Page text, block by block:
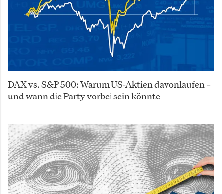
DAX vs. S&P 500: Warum US-Aktien davonlaufen –
und wann die Party vorbei sein könnte